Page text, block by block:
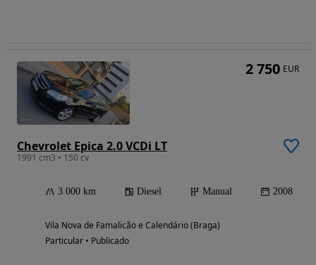
Chevrolet Epica 2.0 VCDi LT
1991 cm3 • 150 cv
3 000 km Diesel Manual 2008
Vila Nova de Famalicão e Calendário (Braga)
Particular • Publicado
2 750 EUR